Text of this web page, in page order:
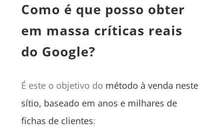
Como é que posso obter
em massa críticas reais
do Google?
É este o objetivo do método à venda neste
sítio, baseado em anos e milhares de
fichas de clientes: